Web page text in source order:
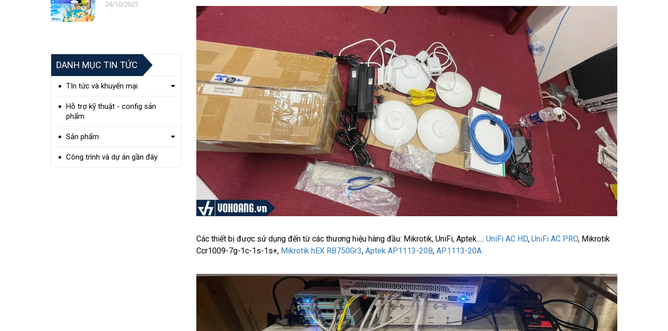
Các thiết bị được sử dụng đến từ các thương hiệu hàng đầu: Mikrotik, UniFi, Aptek....: UniFi AC HD, UniFi AC PRO, Mikrotik
Ccr1009-7g-1c-1s-1s+, Mikrotik hEX RB750Gr3, Aptek AP1113-20B, AP1113-20A
24/10/2025
DANH MỤC TIN TỨC
TIn tức và khuyến mại
Hỗ trợ kỹ thuật - config sản
phẩm
Sản phẩm
Công trình và dự án gần đây